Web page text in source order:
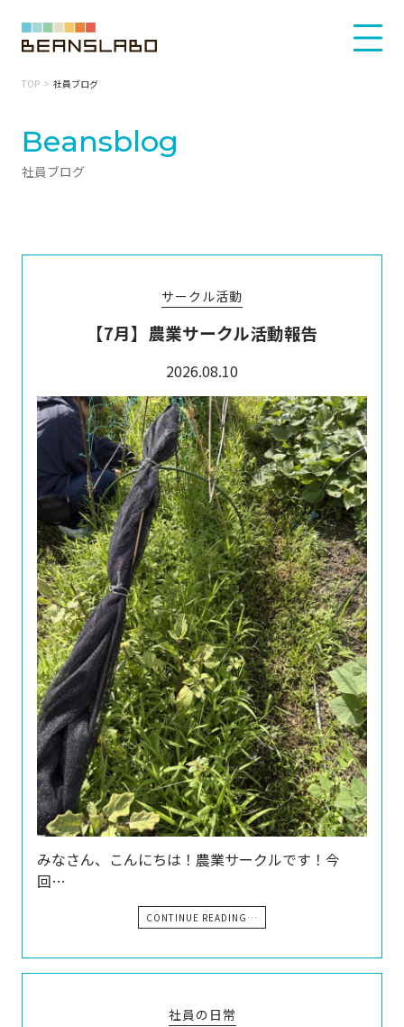
TOP 社員ブログ
Beansblog
社員ブログ
サークル活動
【7月】農業サークル活動報告
2026.08.10
みなさん、こんにちは！農業サークルです！今
回…
CONTINUE READING…
社員の日常